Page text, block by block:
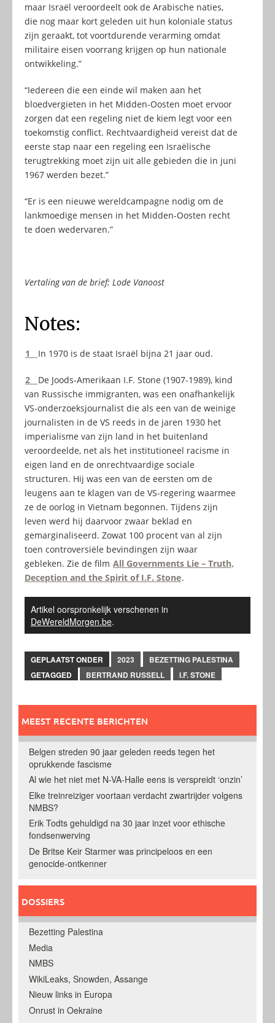
maar Israël veroordeelt ook de Arabische naties,
die nog maar kort geleden uit hun koloniale status
zijn geraakt, tot voortdurende verarming omdat
militaire eisen voorrang krijgen op hun nationale
ontwikkeling.”
“Iedereen die een einde wil maken aan het
bloedvergieten in het Midden-Oosten moet ervoor
zorgen dat een regeling niet de kiem legt voor een
toekomstig conflict. Rechtvaardigheid vereist dat de
eerste stap naar een regeling een Israëlische
terugtrekking moet zijn uit alle gebieden die in juni
1967 werden bezet.”
“Er is een nieuwe wereldcampagne nodig om de
lankmoedige mensen in het Midden-Oosten recht
te doen wedervaren.”
Vertaling van de brief: Lode Vanoost
Notes:
1 In 1970 is de staat Israël bijna 21 jaar oud.
2
De Joods-Amerikaan I.F. Stone (1907-1989), kind
van Russische immigranten, was een onafhankelijk
VS-onderzoeksjournalist die als een van de weinige
journalisten in de VS reeds in de jaren 1930 het
imperialisme van zijn land in het buitenland
veroordeelde, net als het institutioneel racisme in
eigen land en de onrechtvaardige sociale
structuren. Hij was een van de eersten om de
leugens aan te klagen van de VS-regering waarmee
ze de oorlog in Vietnam begonnen. Tijdens zijn
leven werd hij daarvoor zwaar beklad en
gemarginaliseerd. Zowat 100 procent van al zijn
toen controversiële bevindingen zijn waar
gebleken. Zie de film All Governments Lie – Truth,
Deception and the Spirit of I.F. Stone.
Artikel oorspronkelijk verschenen in
DeWereldMorgen.be.
GEPLAATST ONDER 2023
BEZETTING PALESTINA
GETAGGED
BERTRAND RUSSELL I.F. STONE
MEEST RECENTE BERICHTEN
Belgen streden 90 jaar geleden reeds tegen het
oprukkende fascisme
Al wie het niet met N-VA-Halle eens is verspreidt ‘onzin’
Elke treinreiziger voortaan verdacht zwartrijder volgens
NMBS?
Erik Todts gehuldigd na 30 jaar inzet voor ethische
fondsenwerving
De Britse Keir Starmer was principeloos en een
genocide-ontkenner
DOSSIERS
Bezetting Palestina
Media
NMBS
WikiLeaks, Snowden, Assange
Nieuw links in Europa
Onrust in Oekraine